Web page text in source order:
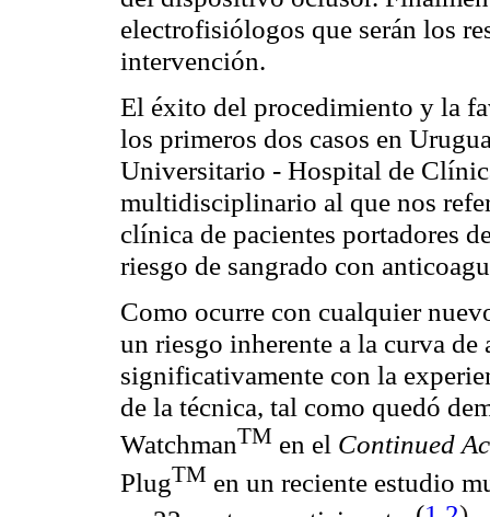
electrofisiólogos que serán los
intervención.
El éxito del procedimiento y la
los primeros dos casos en
Universitario - Hospital de
multidisciplinario al que nos
clínica de pacientes portadores
riesgo de sangrado con
Como ocurre con cualquier
un riesgo inherente a la curva
significativamente con la
de la técnica, tal como quedó
WatchmanTM en el Continued
PlugTM en un reciente estudio